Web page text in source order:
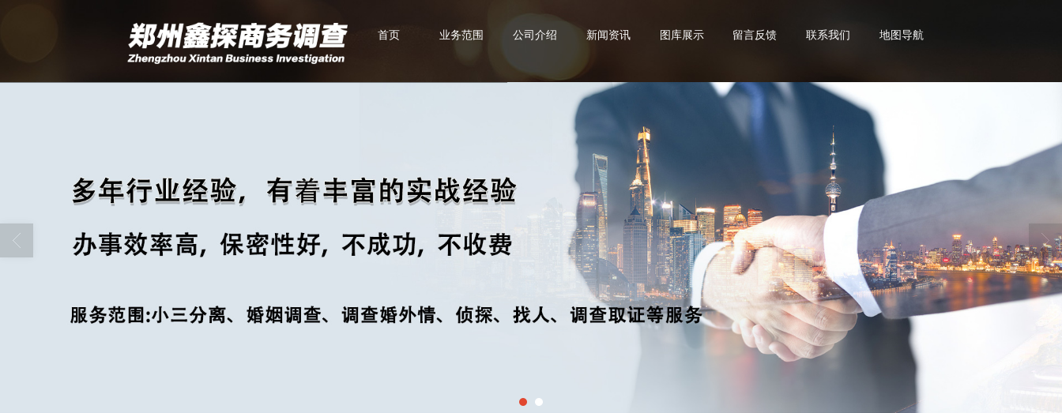
首页 业务范围 公司介绍 新闻资讯 图库展示 留言反馈 联系我们 地图导航